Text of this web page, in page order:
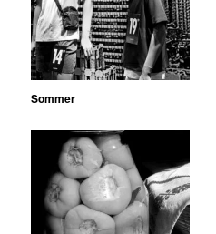
Sommer